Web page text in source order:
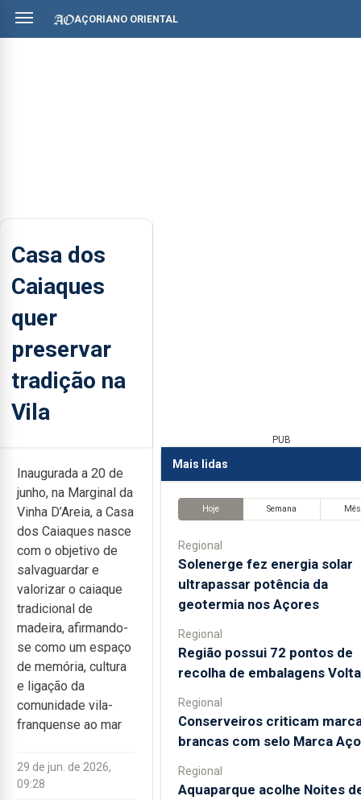
AÇORIANO ORIENTAL
Casa dos
Caiaques
quer
preservar
tradição na
Vila
Inaugurada a 20 de
junho, na Marginal da
Vinha D’Areia, a Casa
dos Caiaques nasce
com o objetivo de
salvaguardar e
valorizar o caiaque
tradicional de
madeira, afirmando-
se como um espaço
de memória, cultura
e ligação da
comunidade vila-
franquense ao mar
29 de jun. de 2026,
09:28
PUB
Mais lidas
Hoje Semana Mês
Regional
Solenerge fez energia solar
ultrapassar potência da
geotermia nos Açores
Regional
Região possui 72 pontos de
recolha de embalagens Volta
Regional
Conserveiros criticam
brancas com selo Marca
Regional
Aquaparque acolhe Noites